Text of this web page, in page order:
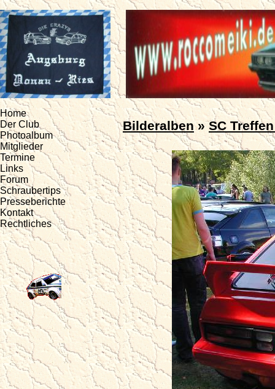
Bilderalben»SC
Home
Der Club
Photoalbum
Mitglieder
Termine
Links
Forum
Schraubertips
Presseberichte
Kontakt
Rechtliches